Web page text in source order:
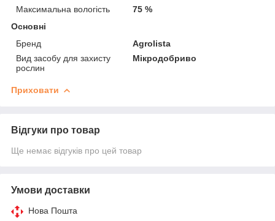
Максимальна вологість
75 %
Основні
Бренд
Agrolista
Вид засобу для захисту
рослин
Мікродобриво
Приховати
Відгуки про товар
Ще немає відгуків про цей товар
Умови доставки
Нова Пошта